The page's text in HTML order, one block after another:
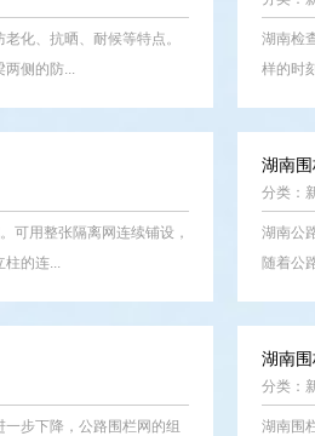
化、抗晒、耐候等特点。
两侧的防...
湖南检
样的时
可用整张隔离网连续铺设，
柱的连...
湖南
分类：
湖南公
随着公
步下降，公路围栏网的组
湖南
分类：
湖南围